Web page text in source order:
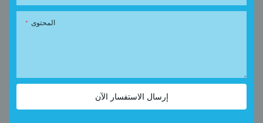
المحتوى
إرسال الاستفسار الآن